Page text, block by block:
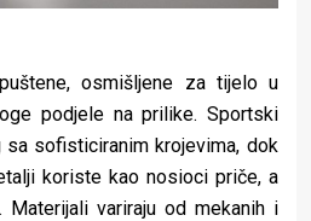
osmišljene za tijelo u
podjele na prilike. Sportski
sofisticiranim krojevima, dok
koriste kao nosioci priče, a
Materijali variraju od mekanih i